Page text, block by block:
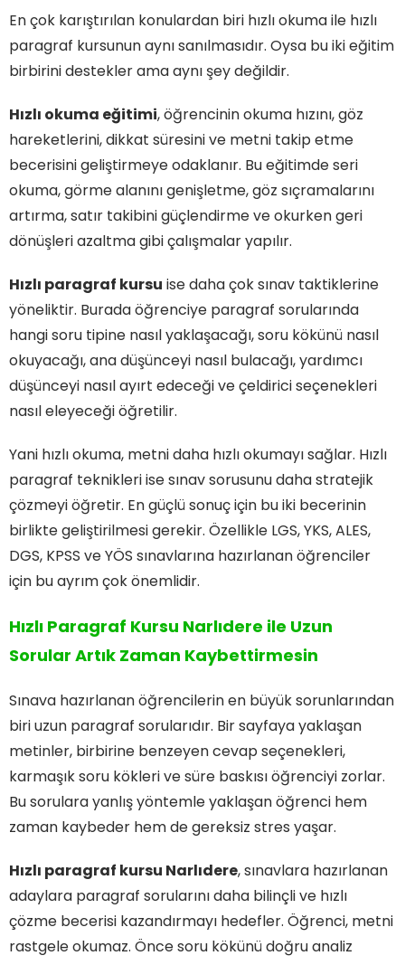
En çok karıştırılan konulardan biri hızlı okuma ile hızlı
paragraf kursunun aynı sanılmasıdır. Oysa bu iki eğitim
birbirini destekler ama aynı şey değildir.
Hızlı okuma eğitimi, öğrencinin okuma hızını, göz
hareketlerini, dikkat süresini ve metni takip etme
becerisini geliştirmeye odaklanır. Bu eğitimde seri
okuma, görme alanını genişletme, göz sıçramalarını
artırma, satır takibini güçlendirme ve okurken geri
dönüşleri azaltma gibi çalışmalar yapılır.
Hızlı paragraf kursu ise daha çok sınav taktiklerine
yöneliktir. Burada öğrenciye paragraf sorularında
hangi soru tipine nasıl yaklaşacağı, soru kökünü nasıl
okuyacağı, ana düşünceyi nasıl bulacağı, yardımcı
düşünceyi nasıl ayırt edeceği ve çeldirici seçenekleri
nasıl eleyeceği öğretilir.
Yani hızlı okuma, metni daha hızlı okumayı sağlar. Hızlı
paragraf teknikleri ise sınav sorusunu daha stratejik
çözmeyi öğretir. En güçlü sonuç için bu iki becerinin
birlikte geliştirilmesi gerekir. Özellikle LGS, YKS, ALES,
DGS, KPSS ve YÖS sınavlarına hazırlanan öğrenciler
için bu ayrım çok önemlidir.
Hızlı Paragraf Kursu Narlıdere ile Uzun
Sorular Artık Zaman Kaybettirmesin
Sınava hazırlanan öğrencilerin en büyük sorunlarından
biri uzun paragraf sorularıdır. Bir sayfaya yaklaşan
metinler, birbirine benzeyen cevap seçenekleri,
karmaşık soru kökleri ve süre baskısı öğrenciyi zorlar.
Bu sorulara yanlış yöntemle yaklaşan öğrenci hem
zaman kaybeder hem de gereksiz stres yaşar.
Hızlı paragraf kursu Narlıdere, sınavlara hazırlanan
adaylara paragraf sorularını daha bilinçli ve hızlı
çözme becerisi kazandırmayı hedefler. Öğrenci, metni
rastgele okumaz. Önce soru kökünü doğru analiz